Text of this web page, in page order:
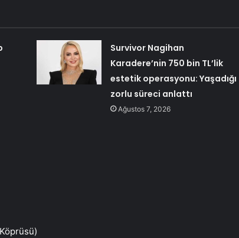
Survivor Nagihan
Karadere’nin 750 bin TL’lik
estetik operasyonu: Yaşadığı
zorlu süreci anlattı
Ağustos 7, 2026